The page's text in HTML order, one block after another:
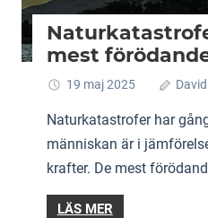
mest
19 maj 2025
Naturkatastrofer har
människan är i
krafter. De mest
LÄS MER